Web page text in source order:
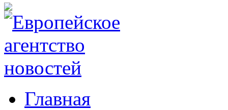
Главная